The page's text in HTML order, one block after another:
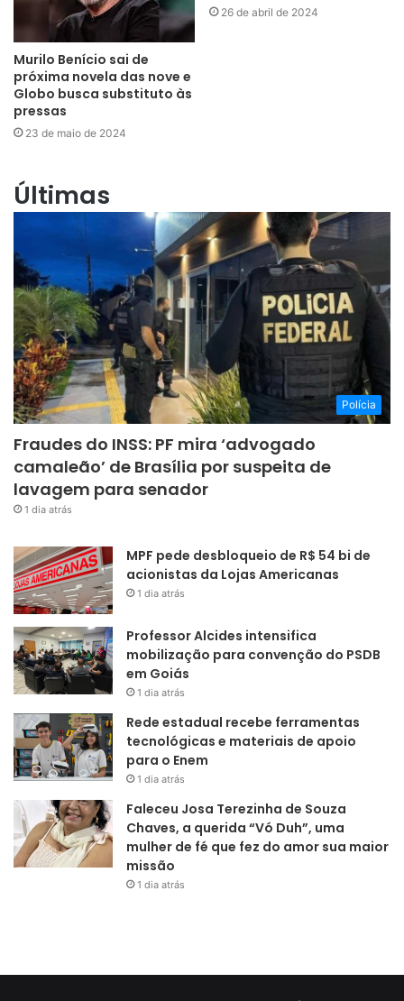
Murilo Benício sai de
próxima novela das nove e
Globo busca substituto às
pressas
23 de maio de 2024
26 de abril de 2024
Últimas
Polícia
Fraudes do INSS: PF mira ‘advogado
camaleão’ de Brasília por suspeita de
lavagem para senador
1 dia atrás
MPF pede desbloqueio de R$ 54 bi de
acionistas da Lojas Americanas
1 dia atrás
Professor Alcides intensifica
mobilização para convenção do PSDB
em Goiás
1 dia atrás
Rede estadual recebe ferramentas
tecnológicas e materiais de apoio
para o Enem
1 dia atrás
Faleceu Josa Terezinha de Souza
Chaves, a querida “Vó Duh”, uma
mulher de fé que fez do amor sua maior
missão
1 dia atrás